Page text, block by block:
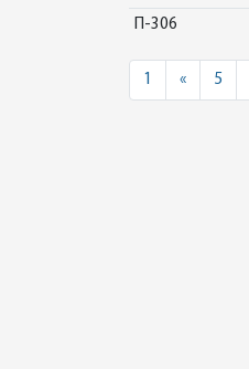
П-306
1 «Previous
5